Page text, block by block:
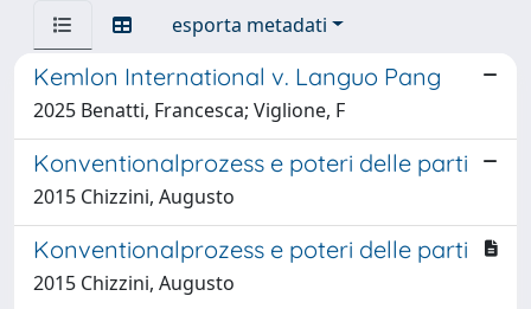
esporta metadati
Kemlon International v. Languo Pang
2025 Benatti, Francesca; Viglione, F
Konventionalprozess e poteri delle parti
2015 Chizzini, Augusto
Konventionalprozess e poteri delle parti
2015 Chizzini, Augusto